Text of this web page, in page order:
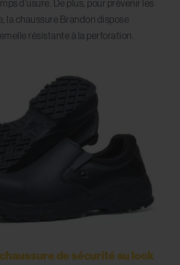
d’usure. De plus, pour prévenir les
la chaussure Brandon dispose
résistante à la perforation.
de sécurité au look